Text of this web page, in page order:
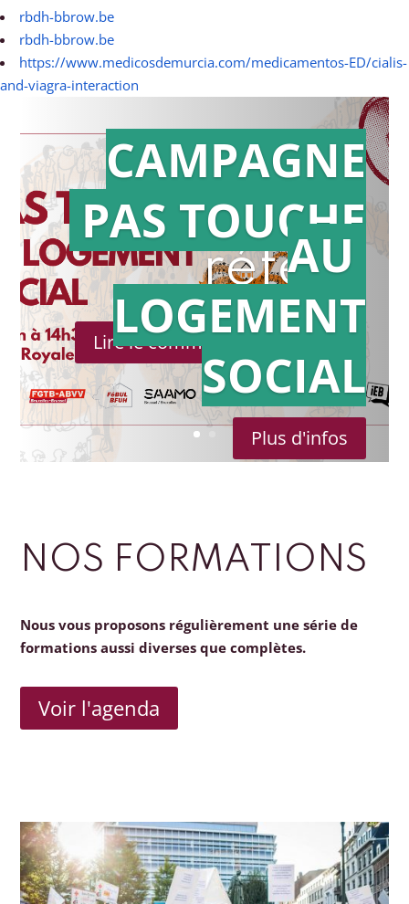
rbdh-bbrow.be
rbdh-bbrow.be
https://www.medicosdemurcia.com/medicamentos-ED/cialis-
and-viagra-interaction
Action en
référé
Lire le communiqué de presse
CAMPAGNE
PAS TOUCHE
AU
LOGEMENT
SOCIAL
Plus d'infos
NOS FORMATIONS
Nous vous proposons régulièrement une série de
formations aussi diverses que complètes.
Voir l'agenda